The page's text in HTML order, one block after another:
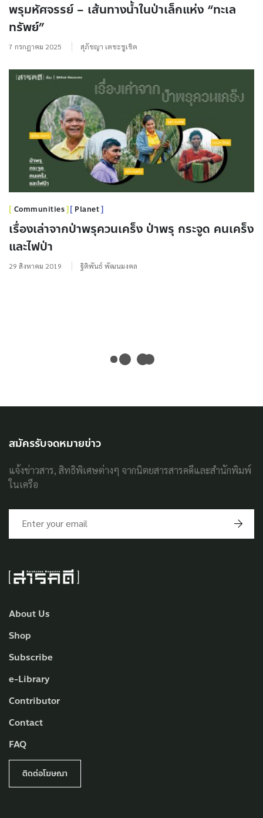
พรุมหัศจรรย์ – เส้นทางน้ำในป่าเล็กแห่ง “ทะเล
ทรัพย์”
7 กรกฎาคม 2025 สุภัชญา เตชะชูเชิด
Communities Planet
เรื่องเล่าจากป่าพรุควนเคร็ง ป่าพรุ กระจูด คนเคร็ง
และไฟป่า
29 สิงหาคม 2019 ฐิติพันธ์ พัฒนมงคล
About Us
Shop
Subscribe
e-Library
Contributor
Contact
FAQ
ติดต่อโฆษณา
สมัครรับจดหมายข่าว
แจ้งข่าวสาร, สิทธิพิเศษต่างๆ จากนิตยสารสารคดีและสำนักพิมพ์
ในเครือ